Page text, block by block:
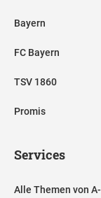
Bayern
FC Bayern
TSV 1860
Promis
Services
Alle Themen von